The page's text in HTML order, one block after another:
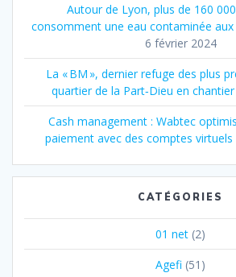
Autour de Lyon, plus de 160
consomment une eau contaminée
6 février 2024
La « BM », dernier refuge des plus
quartier de la Part‐Dieu en chantier
Cash management : Wabtec
paiement avec des comptes virtuels
CATÉGORIES
01 net (2)
Agefi (51)